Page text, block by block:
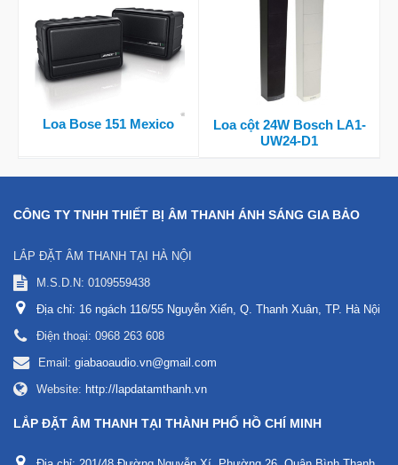
Loa Bose 151 Mexico
Loa cột 24W Bosch LA1-
UW24-D1
CÔNG TY TNHH THIẾT BỊ ÂM THANH ÁNH SÁNG GIA BẢO
LẮP ĐẶT ÂM THANH TẠI HÀ NỘI
M.S.D.N: 0109559438
Địa chỉ: 16 ngách 116/55 Nguyễn Xiển, Q. Thanh Xuân, TP. Hà Nội
Điện thoại: 0968 263 608
Email: giabaoaudio.vn@gmail.com
Website: http://lapdatamthanh.vn
LẮP ĐẶT ÂM THANH TẠI THÀNH PHỐ HỒ CHÍ MINH